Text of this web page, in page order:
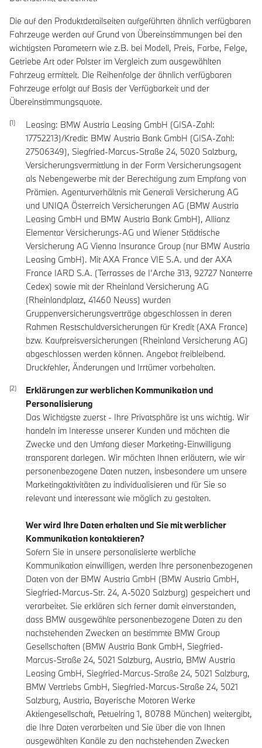
Die auf den Produktdetailseiten aufgeführten ähnlich verfügbaren
Fahrzeuge werden auf Grund von Übereinstimmungen bei den
wichtigsten Parametern wie z.B. bei Modell, Preis, Farbe, Felge,
Getriebe Art oder Polster im Vergleich zum ausgewählten
Fahrzeug ermittelt. Die Reihenfolge der ähnlich verfügbaren
Fahrzeuge erfolgt auf Basis der Verfügbarkeit und der
Übereinstimmungsquote.
Leasing: BMW Austria Leasing GmbH (GISA-Zahl:
17752213)/Kredit: BMW Austria Bank GmbH (GISA-Zahl:
27506349), Siegfried-Marcus-Straße 24, 5020 Salzburg,
Versicherungsvermittlung in der Form Versicherungsagent
als Nebengewerbe mit der Berechtigung zum Empfang von
Prämien. Agenturverhältnis mit Generali Versicherung AG
und UNIQA Österreich Versicherungen AG (BMW Austria
Leasing GmbH und BMW Austria Bank GmbH), Allianz
Elementar Versicherungs-AG und Wiener Städtische
Versicherung AG Vienna Insurance Group (nur BMW Austria
Leasing GmbH). Mit AXA France VIE S.A. und der AXA
France IARD S.A. (Terrasses de I’Arche 313, 92727 Nanterre
Cedex) sowie mit der Rheinland Versicherung AG
(Rheinlandplatz, 41460 Neuss) wurden
Gruppenversicherungsverträge abgeschlossen in deren
Rahmen Restschuldversicherungen für Kredit (AXA France)
bzw. Kaufpreisversicherungen (Rheinland Versicherung AG)
abgeschlossen werden können. Angebot freibleibend.
Druckfehler, Änderungen und Irrtümer vorbehalten.
Erklärungen zur werblichen Kommunikation und
Personalisierung
Das Wichtigste zuerst - Ihre Privatsphäre ist uns wichtig. Wir
handeln im Interesse unserer Kunden und möchten die
Zwecke und den Umfang dieser Marketing-Einwilligung
transparent darlegen. Wir möchten Ihnen erläutern, wie wir
personenbezogene Daten nutzen, insbesondere um unsere
Marketingaktivitäten zu individualisieren und für Sie so
relevant und interessant wie möglich zu gestalten.
Wer wird Ihre Daten erhalten und Sie mit werblicher
Kommunikation kontaktieren?
Sofern Sie in unsere personalisierte werbliche
Kommunikation einwilligen, werden Ihre personenbezogenen
Daten von der BMW Austria GmbH (BMW Austria GmbH,
Siegfried-Marcus-Str. 24, A-5020 Salzburg) gespeichert und
verarbeitet. Sie erklären sich ferner damit einverstanden,
dass BMW ausgewählte personenbezogene Daten zu den
nachstehenden Zwecken an bestimmte BMW Group
Gesellschaften (BMW Austria Bank GmbH, Siegfried-
Marcus-Straße 24, 5021 Salzburg, Austria, BMW Austria
Leasing GmbH, Siegfried-Marcus-Straße 24, 5021 Salzburg,
BMW Vertriebs GmbH, Siegfried-Marcus-Straße 24, 5021
Salzburg, Austria, Bayerische Motoren Werke
Aktiengesellschaft, Petuelring 1, 80788 München) weitergibt,
die Ihre Daten verarbeiten und Sie über die von Ihnen
ausgewählten Kanäle zu den nachstehenden Zwecken